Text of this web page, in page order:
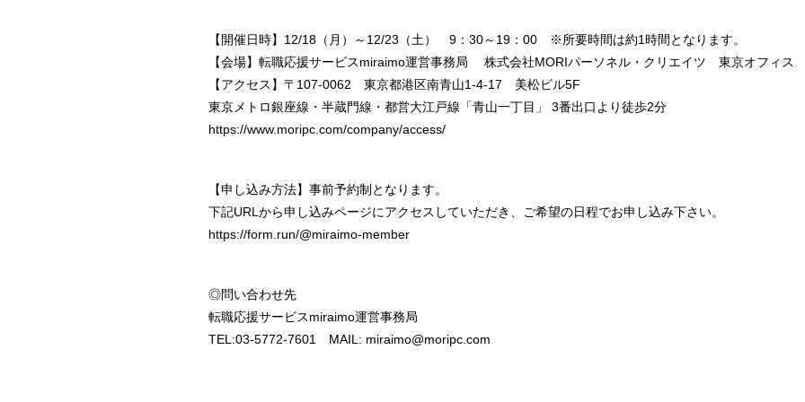
【開催日時】12/18（月）～12/23（土） 9：30～19：00 ※所要時間は約1時間となります。
【会場】転職応援サービスmiraimo運営事務局 株式会社MORIパーソネル・クリエイツ 東京オフィス
【アクセス】〒107‐0062 東京都港区南青山1‐4‐17 美松ビル5F
東京メトロ銀座線・半蔵門線・都営大江戸線「青山一丁目」 3番出口より徒歩2分
https://www.moripc.com/company/access/
【申し込み方法】事前予約制となります。
下記URLから申し込みページにアクセスしていただき、ご希望の日程でお申し込み下さい。
https://form.run/@miraimo-member
◎問い合わせ先
転職応援サービスmiraimo運営事務局
TEL:03-5772-7601 MAIL: miraimo@moripc.com